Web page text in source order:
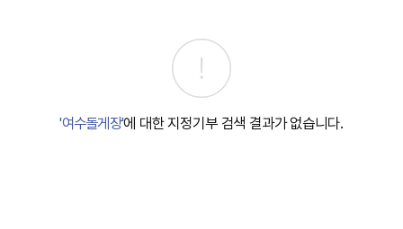
'여수돌게장'에 대한 지정기부 검색 결과가 없습니다.